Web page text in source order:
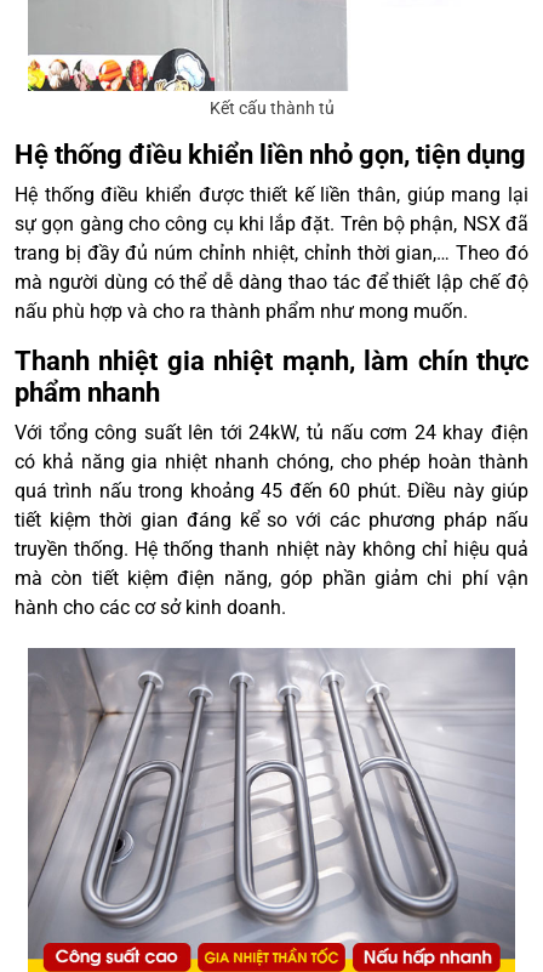
Kết cấu thành tủ
Hệ thống điều khiển liền nhỏ gọn, tiện dụng
Hệ thống điều khiển được thiết kế liền thân, giúp mang lại
sự gọn gàng cho công cụ khi lắp đặt. Trên bộ phận, NSX đã
trang bị đầy đủ núm chỉnh nhiệt, chỉnh thời gian,… Theo đó
mà người dùng có thể dễ dàng thao tác để thiết lập chế độ
nấu phù hợp và cho ra thành phẩm như mong muốn.
Thanh nhiệt gia nhiệt mạnh, làm chín thực
phẩm nhanh
Với tổng công suất lên tới 24kW, tủ nấu cơm 24 khay điện
có khả năng gia nhiệt nhanh chóng, cho phép hoàn thành
quá trình nấu trong khoảng 45 đến 60 phút. Điều này giúp
tiết kiệm thời gian đáng kể so với các phương pháp nấu
truyền thống. Hệ thống thanh nhiệt này không chỉ hiệu quả
mà còn tiết kiệm điện năng, góp phần giảm chi phí vận
hành cho các cơ sở kinh doanh.